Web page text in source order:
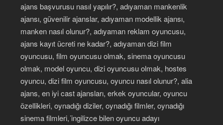
ajans başvurusu nasıl yapılır?, adıyaman mankenlik
ajansı, güvenilir ajanslar, adıyaman modellik ajansı,
manken nasıl olunur?, adıyaman reklam oyuncusu,
ajans kayıt ücreti ne kadar?, adıyaman dizi film
oyuncusu, film oyuncusu olmak, sinema oyuncusu
olmak, model oyuncu, dizi oyuncusu olmak, hostes
oyuncu, dizi film oyuncusu, oyuncu nasıl olunur?, alia
ajans, en iyi cast ajansları, erkek oyuncular, oyuncu
özellikleri, oynadığı diziler, oynadığı filmler, oynadığı
sinema filmleri, i̇ngilizce bilen oyuncu adayı